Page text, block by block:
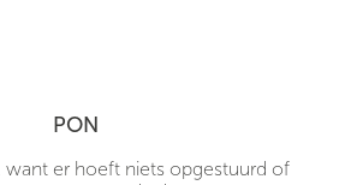
PON
want er hoeft niets opgestuurd of